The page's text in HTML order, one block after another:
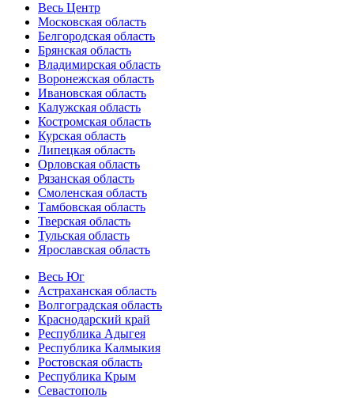
Весь Центр
Московская область
Белгородская область
Брянская область
Владимирская область
Воронежская область
Ивановская область
Калужская область
Костромская область
Курская область
Липецкая область
Орловская область
Рязанская область
Смоленская область
Тамбовская область
Тверская область
Тульская область
Ярославская область
Весь Юг
Астраханская область
Волгоградская область
Краснодарский край
Республика Адыгея
Республика Калмыкия
Ростовская область
Республика Крым
Севастополь